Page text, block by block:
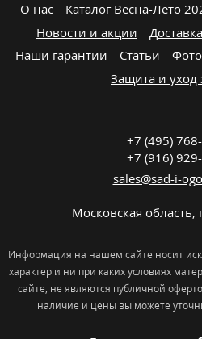
О нас Каталог Весна-Лето
Новости и акции
Наши гарантии
Статьи
Защита и уход
+7 (495)
+7 (916)
sales@sad-i-
Московская область,
Информация на нашем сайте носит
характер и ни при каких условиях
сайте, не являются публичной
наличие и цены вы можете